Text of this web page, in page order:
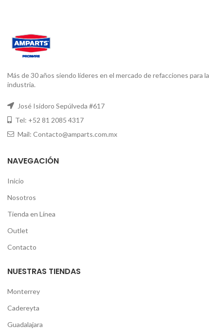
Más de 30 años siendo líderes en el mercado de refacciones para la
industria.
José Isidoro Sepúlveda #617
Tel: +52 81 2085 4317
Mail: Contacto@amparts.com.mx
NAVEGACIÓN
Inicio
Nosotros
Tienda en Línea
Outlet
Contacto
NUESTRAS TIENDAS
Monterrey
Cadereyta
Guadalajara